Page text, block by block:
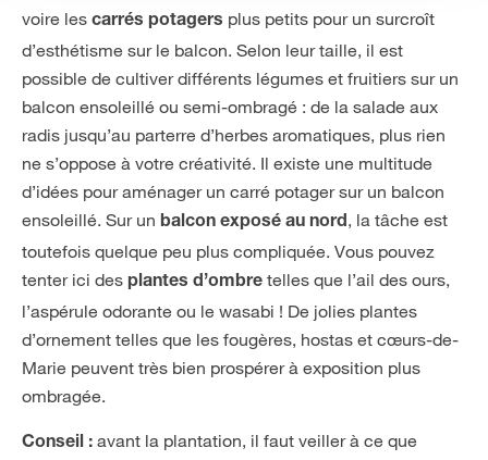
voire les carrés potagers plus petits pour un surcroît
d’esthétisme sur le balcon. Selon leur taille, il est
possible de cultiver différents légumes et fruitiers sur un
balcon ensoleillé ou semi-ombragé : de la salade aux
radis jusqu’au parterre d’herbes aromatiques, plus rien
ne s’oppose à votre créativité. Il existe une multitude
d’idées pour aménager un carré potager sur un balcon
ensoleillé. Sur un balcon exposé au nord, la tâche est
toutefois quelque peu plus compliquée. Vous pouvez
tenter ici des plantes d’ombre telles que l’ail des ours,
l’aspérule odorante ou le wasabi ! De jolies plantes
d’ornement telles que les fougères, hostas et cœurs-de-
Marie peuvent très bien prospérer à exposition plus
ombragée.
Conseil : avant la plantation, il faut veiller à ce que